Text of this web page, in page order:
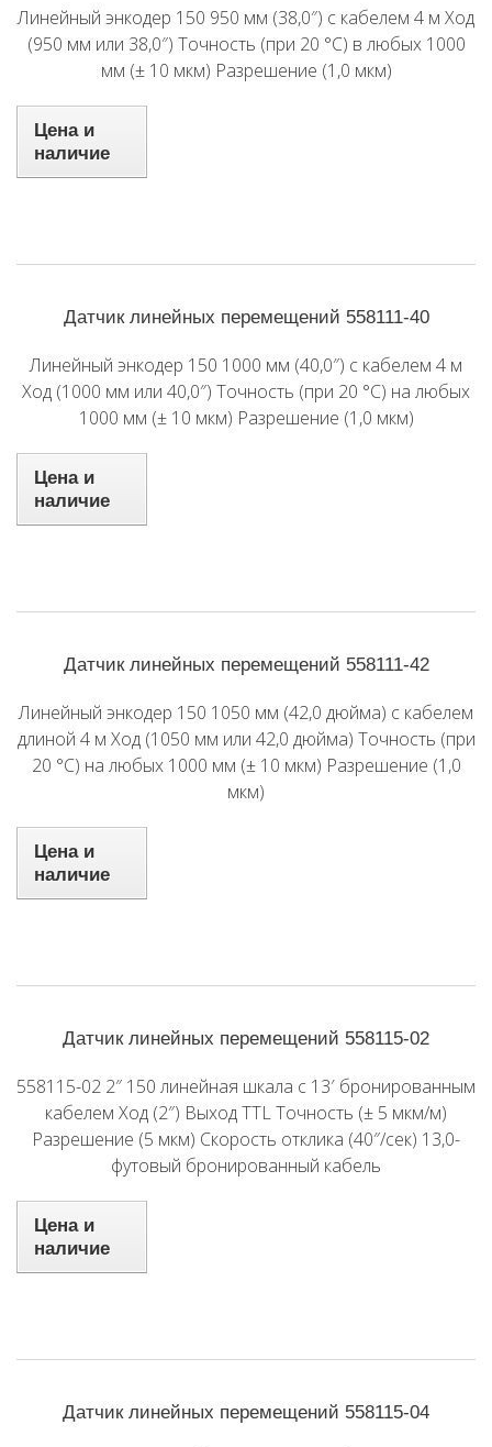
Линейный энкодер 150 950 мм (38,0″) с кабелем 4 м Ход
(950 мм или 38,0″) Точность (при 20 °C) в любых 1000
мм (± 10 мкм) Разрешение (1,0 мкм)
Цена и
наличие
Датчик линейных перемещений 558111-40
Линейный энкодер 150 1000 мм (40,0″) с кабелем 4 м
Ход (1000 мм или 40,0″) Точность (при 20 °C) на любых
1000 мм (± 10 мкм) Разрешение (1,0 мкм)
Цена и
наличие
Датчик линейных перемещений 558111-42
Линейный энкодер 150 1050 мм (42,0 дюйма) с кабелем
длиной 4 м Ход (1050 мм или 42,0 дюйма) Точность (при
20 °C) на любых 1000 мм (± 10 мкм) Разрешение (1,0
мкм)
Цена и
наличие
Датчик линейных перемещений 558115-02
558115-02 2″ 150 линейная шкала с 13′ бронированным
кабелем Ход (2″) Выход TTL Точность (± 5 мкм/м)
Разрешение (5 мкм) Скорость отклика (40″/сек) 13,0-
футовый бронированный кабель
Цена и
наличие
Датчик линейных перемещений 558115-04